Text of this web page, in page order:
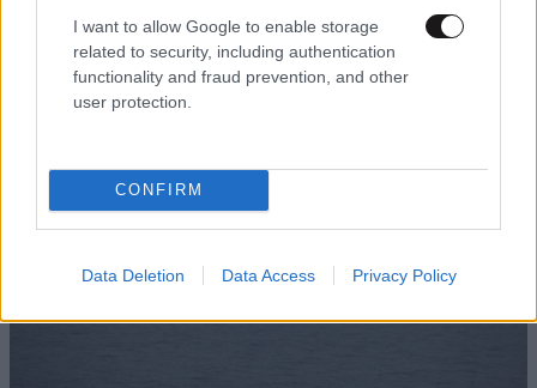
I want to allow Google to enable storage
related to security, including authentication
functionality and fraud prevention, and other
user protection.
CONFIRM
Data Deletion Data Access Privacy Policy
Το φαραωνικών διαστάσεων κτίριο που χτίζει ο
Έλον Μασκ λέγεται Terafab και θα κοστίσει 16,8
δισ. δολάρια